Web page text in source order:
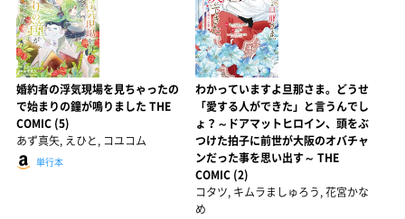
婚約者の浮気現場を見ちゃったの
で始まりの鐘が鳴りました THE
COMIC (5)
あず真矢, えひと, コユコム
単行本
わかっていますよ旦那さま。どうせ
「愛する人ができた」と言うんでし
ょ？～ドアマットヒロイン、頭をぶ
つけた拍子に前世が大阪のオバチャ
ンだった事を思い出す～ THE
COMIC (2)
コタツ, キムラましゅろう, 花宮かな
め